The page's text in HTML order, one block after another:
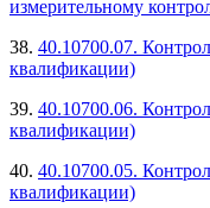
измерительному
38. 40.10700.07.
квалификации)
39. 40.10700.06.
квалификации)
40. 40.10700.05.
квалификации)